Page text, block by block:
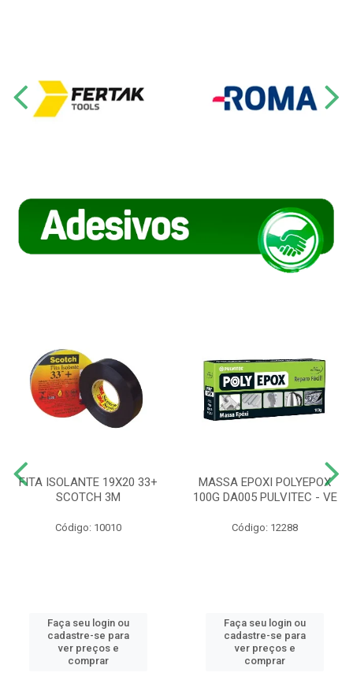
FITA ISOLANTE 19X20 33+
SCOTCH 3M
Código: 10010
Faça seu login ou
cadastre-se para
ver preços e
comprar
MASSA EPOXI POLYEPOX
100G DA005 PULVITEC - VE
Código: 12288
Faça seu login ou
cadastre-se para
ver preços e
comprar